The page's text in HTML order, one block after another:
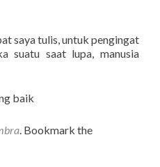
saya tulis, untuk pengingat
suatu saat lupa, manusia
baik
. Bookmark the